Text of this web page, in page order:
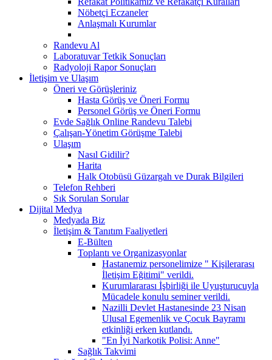
Nöbetçi Eczaneler
Anlaşmalı Kurumlar
Randevu Al
Laboratuvar Tetkik Sonuçları
Radyoloji Rapor Sonuçları
İletişim ve Ulaşım
Öneri ve Görüşleriniz
Hasta Görüş ve Öneri Formu
Personel Görüş ve Öneri Formu
Evde Sağlık Online Randevu Talebi
Çalışan-Yönetim Görüşme Talebi
Ulaşım
Nasıl Gidilir?
Harita
Halk Otobüsü Güzargah ve Durak Bilgileri
Telefon Rehberi
Sık Sorulan Sorular
Dijital Medya
Medyada Biz
İletişim & Tanıtım Faaliyetleri
E-Bülten
Toplantı ve Organizasyonlar
Hastanemiz personelimize " Kişilerarası
İletişim Eğitimi" verildi.
Kurumlararası İşbirliği ile Uyuşturucuyla
Mücadele konulu seminer verildi.
Nazilli Devlet Hastanesinde 23 Nisan
Ulusal Egemenlik ve Çocuk Bayramı
etkinliği erken kutlandı.
"En İyi Narkotik Polisi: Anne"
Sağlık Takvimi